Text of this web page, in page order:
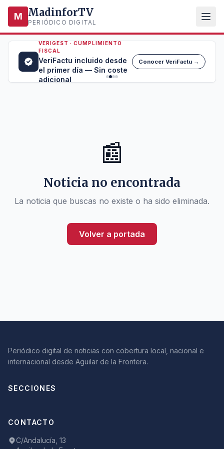
M MadinforTV
PERIÓDICO DIGITAL
VERIGEST · CUMPLIMIENTO
FISCAL
VeriFactu incluido desde
el primer día — Sin coste
adicional
Conocer VeriFactu →
📰
Noticia no encontrada
La noticia que buscas no existe o ha sido eliminada.
Volver a portada
Periódico digital de noticias con cobertura local, nacional e
internacional desde Aguilar de la Frontera.
SECCIONES
CONTACTO
C/Andalucía, 13